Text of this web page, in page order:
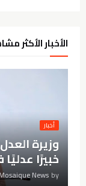
الأخبار الأكثر
أخبار
وزيرة
خبيرًا
by
News